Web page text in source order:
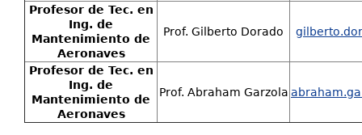
Profesor de Tec. en
Ing. de
Mantenimiento de
Aeronaves
Prof. Gilberto Dorado
Profesor de Tec. en
Ing. de
Mantenimiento de
Aeronaves
Prof. Abraham Garzola